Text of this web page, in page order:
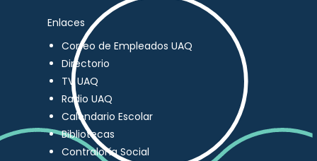
Enlaces
Correo de Empleados UAQ
Directorio
TV UAQ
Radio UAQ
Calendario Escolar
Bibliotecas
Contraloría Social